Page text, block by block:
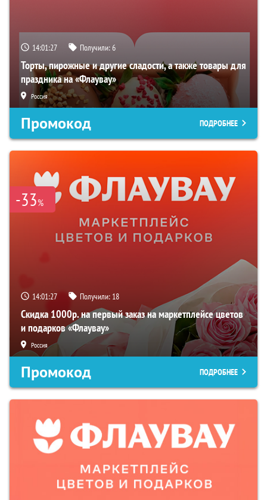
14:01:26 Получили:6
Торты, пирожные и другие сладости, а также товары для
праздника на «Флаувау»
Россия
Промокод ПОДРОБНЕЕ
-33%
14:01:26 Получили: 18
Скидка 1000р. на первый заказ на маркетплейсе цветов
и подарков «Флаувау»
Россия
Промокод ПОДРОБНЕЕ